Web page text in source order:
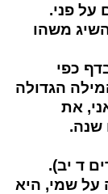
על פני.
משהו
כפי
הגדולה
את
שנה.
ד יב).
על שמי, היא